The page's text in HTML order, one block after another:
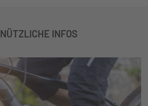
NÜTZLICHE INFOS